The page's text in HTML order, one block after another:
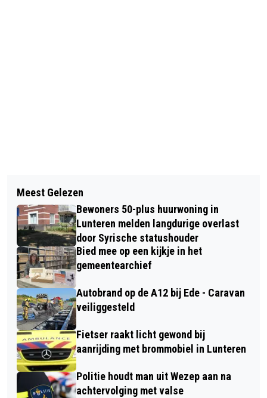
WEEK TEGEN EENZAAMHEID
VRIJHEIDSCOLLEGE MET ANNIEK
PHEIFER
Meest Gelezen
Bewoners 50-plus huurwoning in
Lunteren melden langdurige overlast
door Syrische statushouder
Bied mee op een kijkje in het
gemeentearchief
Autobrand op de A12 bij Ede - Caravan
veiliggesteld
Fietser raakt licht gewond bij
aanrijding met brommobiel in Lunteren
Politie houdt man uit Wezep aan na
achtervolging met valse